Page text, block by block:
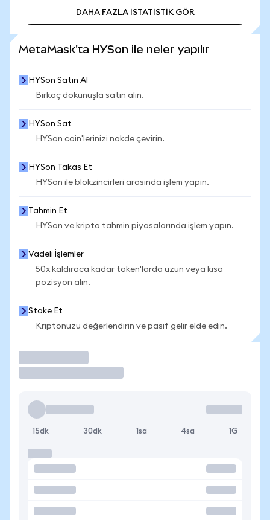
DAHA FAZLA İSTATİSTİK GÖR
MetaMask'ta HYSon ile neler yapılır
HYSon Satın Al
Birkaç dokunuşla satın alın.
HYSon Sat
HYSon coin'lerinizi nakde çevirin.
HYSon Takas Et
HYSon ile blokzincirleri arasında işlem yapın.
Tahmin Et
HYSon ve kripto tahmin piyasalarında işlem yapın.
Vadeli İşlemler
50x kaldıraca kadar token'larda uzun veya kısa
pozisyon alın.
Stake Et
Kriptonuzu değerlendirin ve pasif gelir elde edin.
15dk 30dk 1sa 4sa 1G